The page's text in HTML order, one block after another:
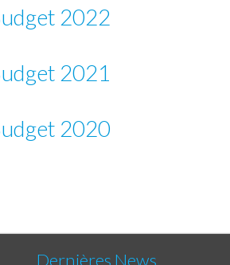
2022
2021
2020
Dernières News